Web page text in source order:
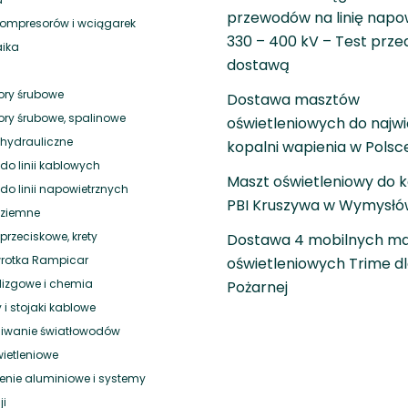
i wciągarek
śrubowe
śrubowe, spalinowe
linii kablowych
linii napowietrznych
krety
Rampicar
i chemia
i stojaki kablowe
światłowodów
aluminiowe i systemy
przewodów na linię
330 – 400 kV – Test
dostawą
Dostawa masztów
oświetleniowych do
kopalni wapienia w
Maszt oświetleniowy do
PBI Kruszywa w
Dostawa 4 mobilnych
oświetleniowych Trime
Pożarnej